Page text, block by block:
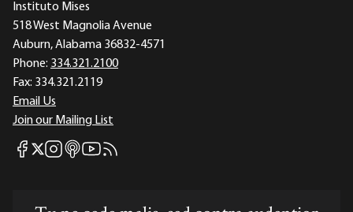
Instituto Mises
518 West Magnolia Avenue
Auburn, Alabama 36832-4571
Phone: 334.321.2100
Fax: 334.321.2119
Email Us
Join our Mailing List
Mises Facebook
Mises X
Mises Instagram
Mises itunes
Mises Youtube
Mises RSS feed